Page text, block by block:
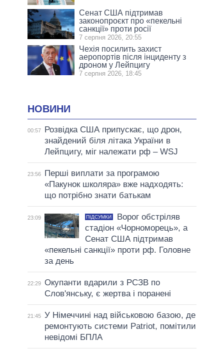
Сенат США підтримав
законопроєкт про «пекельні
санкції» проти росії
7 серпня 2026, 20:55
Чехія посилить захист
аеропортів після інциденту з
дроном у Лейпцигу
7 серпня 2026, 18:45
НОВИНИ
00:57
Розвідка США припускає, що дрон,
знайдений біля літака України в
Лейпцигу, міг належати рф – WSJ
23:56
Перші виплати за програмою
«Пакунок школяра» вже надходять:
що потрібно знати батькам
23:09 ПІДСУМКИ
Ворог обстріляв
стадіон «Чорноморець», а
Сенат США підтримав
«пекельні санкції» проти рф. Головне
за день
22:29 Окупанти вдарили з РСЗВ по
Слов'янську, є жертва і поранені
21:45 У Німеччині над військовою базою, де
ремонтують системи Patriot, помітили
невідомі БПЛА